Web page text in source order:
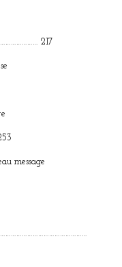
217
message